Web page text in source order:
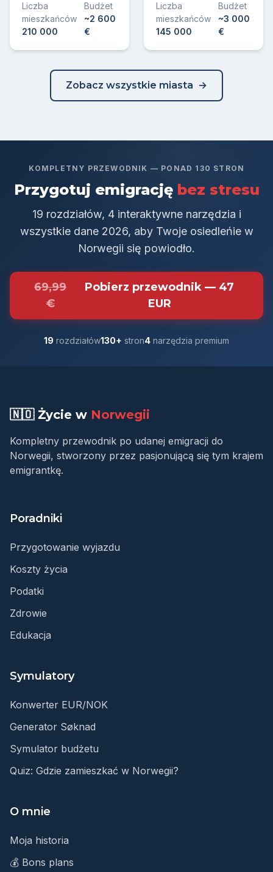
Liczba
mieszkańców
210 000
Budżet
~2 600
€
Liczba
mieszkańców
145 000
Budżet
~3 000
€
Zobacz wszystkie miasta
KOMPLETNY PRZEWODNIK — PONAD 130 STRON
Przygotuj emigrację bez stresu
19 rozdziałów, 4 interaktywne narzędzia i
wszystkie dane 2026, aby Twoje osiedleńie w
Norwegii się powiodło.
69,99
€
Pobierz przewodnik — 47
EUR
19 rozdziałów130+ stron4 narzędzia premium
🇳🇴 Życie w Norwegii
Kompletny przewodnik po udanej emigracji do
Norwegii, stworzony przez pasjonującą się tym krajem
emigrantkę.
Poradniki
Przygotowanie wyjazdu
Koszty życia
Podatki
Zdrowie
Edukacja
Symulatory
Konwerter EUR/NOK
Generator Søknad
Symulator budżetu
Quiz: Gdzie zamieszkać w Norwegii?
O mnie
Moja historia
💰 Bons plans